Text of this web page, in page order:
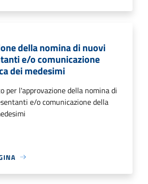
della nomina di nuovi
e/o comunicazione
dei medesimi
per l'approvazione della nomina di
e/o comunicazione della